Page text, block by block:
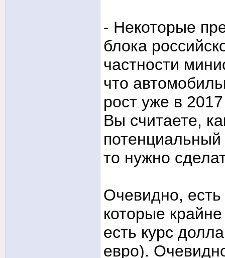
- Некоторые
блока
частности
что
рост уже в
Вы считаете,
то нужно
Очевидно,
которые
есть курс
евро).